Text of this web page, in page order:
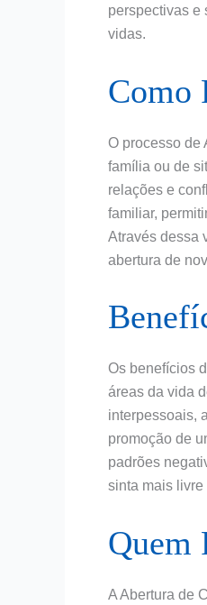
perspectivas e
vidas.
Como
O processo de
família ou de
relações e
familiar,
Através dessa
abertura de
Os benefícios
áreas da vida
interpessoais,
promoção de
padrões
sinta mais livre
Quem
A Abertura de